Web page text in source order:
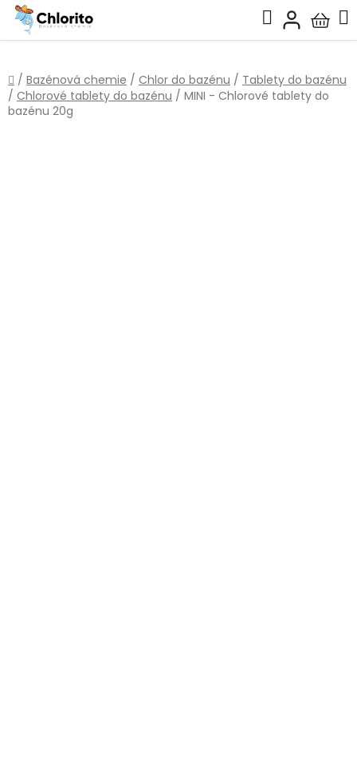
Přejít
obsah
Hledat
košík
Domů
/ Bazénová chemie / Chlor do bazénu / Tablety do bazénu
/ Chlorové tablety do bazénu / MINI - Chlorové tablety do
bazénu 20g